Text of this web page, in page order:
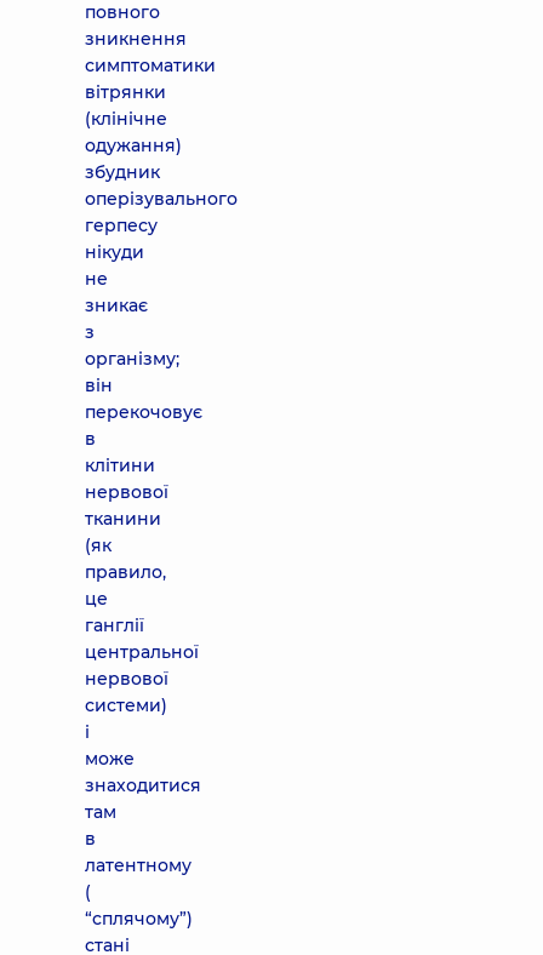
повного
зникнення
симптоматики
вітрянки
(клінічне
одужання)
збудник
оперізувального
герпесу
нікуди
не
зникає
з
організму;
він
перекочовує
в
клітини
нервової
тканини
(як
правило,
це
ганглії
центральної
нервової
системи)
і
може
знаходитися
там
в
латентному
(
“сплячому”)
стані